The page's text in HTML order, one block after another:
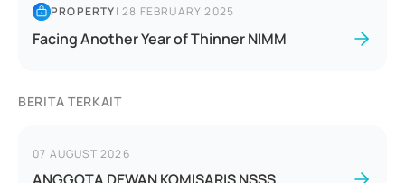
PROPERTY|28 FEBRUARY 2025
Facing Another Year of Thinner NIMM
BERITA TERKAIT
07 AUGUST 2026